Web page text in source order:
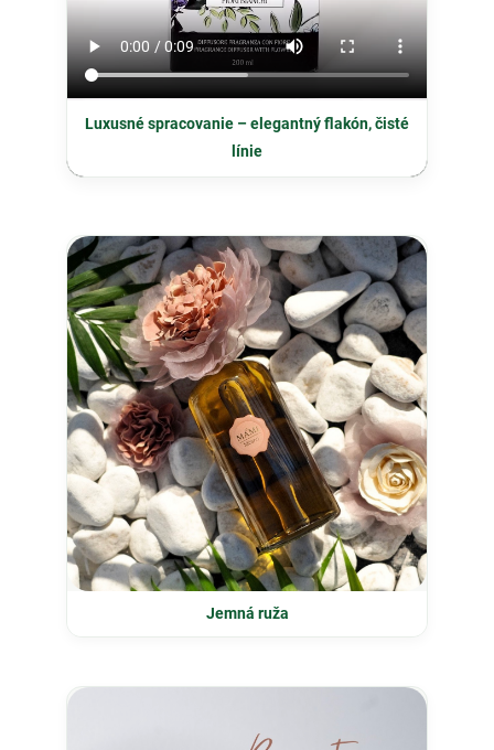
Luxusné spracovanie – elegantný flakón, čisté
línie
Jemná ruža